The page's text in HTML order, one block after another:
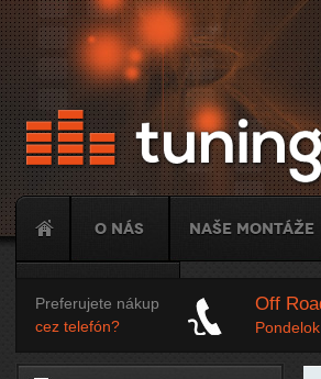
O nás Naše montáže
Tuning
Preferujete nákup
cez telefón?
Off